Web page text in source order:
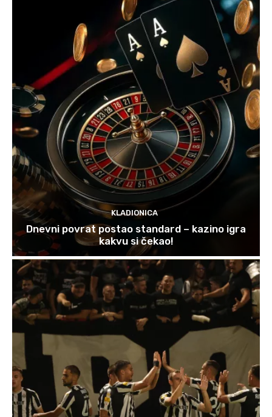
KLADIONICA
Dnevni povrat postao standard – kazino igra
kakvu si čekao!